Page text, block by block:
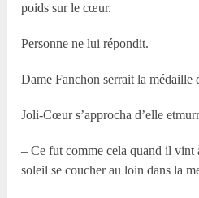
poids sur le cœur.
Personne ne lui répondit.
Dame Fanchon serrait la médaille
Joli-Cœur s’approcha d’elle
– Ce fut comme cela quand il
soleil se coucher au loin dans la